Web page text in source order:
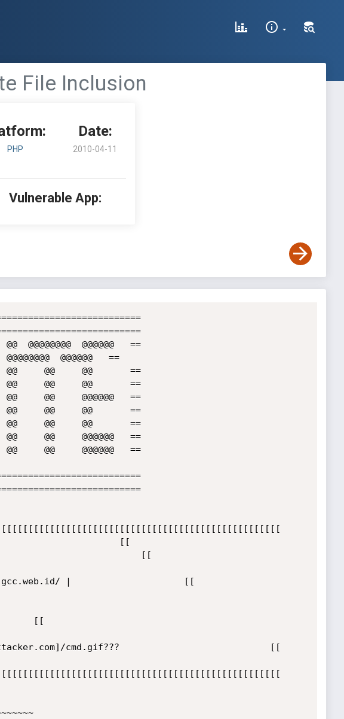
File Inclusion
PHP
Date:
2010-04-11
Vulnerable App:
@@@@@@@@  @@@@@@   ==
@@     @@     @@       ==
@@     @@     @@       ==
@@     @@@@@@   ==
@@     @@       ==
@@     @@       ==
@@     @@@@@@   ==
@@     @@     @@@@@@   ==
|				       	[[
cmd.gif???                            [[